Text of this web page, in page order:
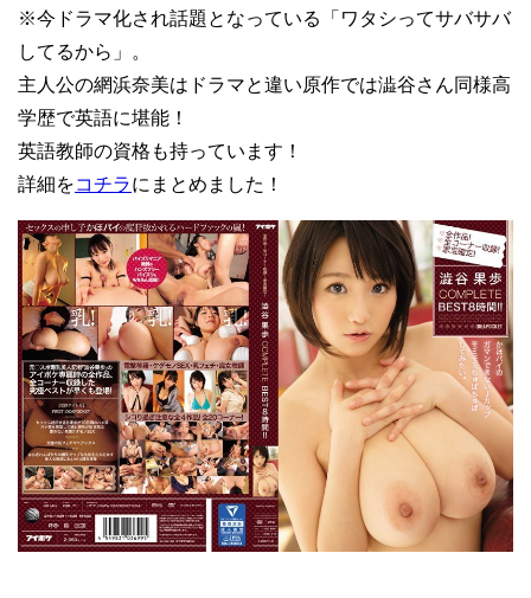
※今ドラマ化され話題となっている「ワタシってサバサバ
してるから」。
主人公の網浜奈美はドラマと違い原作では澁谷さん同様高
学歴で英語に堪能！
英語教師の資格も持っています！
詳細をコチラにまとめました！